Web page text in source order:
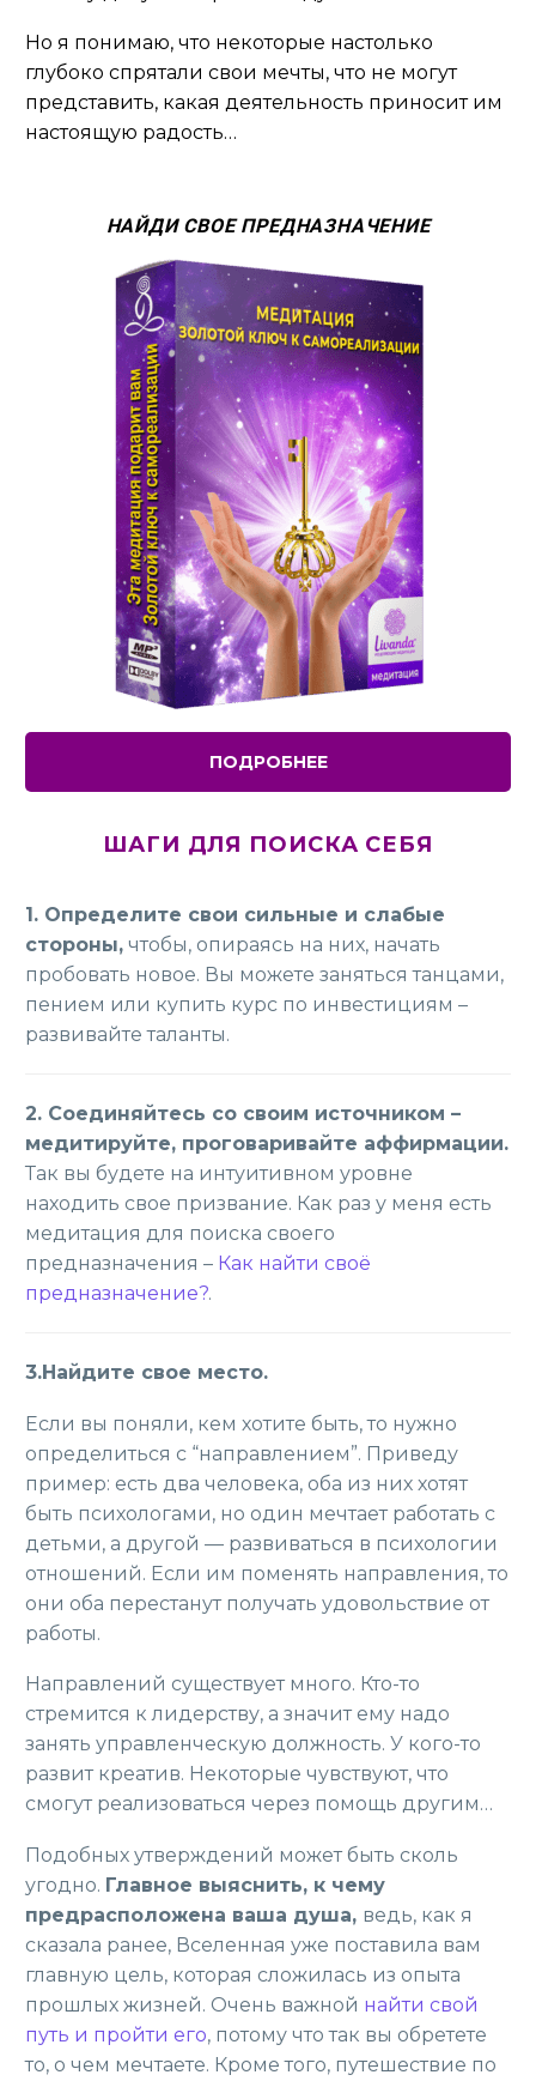
Но я понимаю, что некоторые настолько
глубоко спрятали свои мечты, что не могут
представить, какая деятельность приносит им
настоящую радость…
НАЙДИ СВОЕ ПРЕДНАЗНАЧЕНИЕ
ПОДРОБНЕЕ
ШАГИ ДЛЯ ПОИСКА СЕБЯ
1. Определите свои сильные и слабые
стороны, чтобы, опираясь на них, начать
пробовать новое. Вы можете заняться танцами,
пением или купить курс по инвестициям –
развивайте таланты.
2. Соединяйтесь со своим источником –
медитируйте, проговаривайте аффирмации.
Так вы будете на интуитивном уровне
находить свое призвание. Как раз у меня есть
медитация для поиска своего
предназначения – Как найти своё
предназначение?.
3.Найдите свое место.
Если вы поняли, кем хотите быть, то нужно
определиться с “направлением”. Приведу
пример: есть два человека, оба из них хотят
быть психологами, но один мечтает работать с
детьми, а другой — развиваться в психологии
отношений. Если им поменять направления, то
они оба перестанут получать удовольствие от
работы.
Направлений существует много. Кто-то
стремится к лидерству, а значит ему надо
занять управленческую должность. У кого-то
развит креатив. Некоторые чувствуют, что
смогут реализоваться через помощь другим…
Подобных утверждений может быть сколь
угодно. Главное выяснить, к чему
предрасположена ваша душа, ведь, как я
сказала ранее, Вселенная уже поставила вам
главную цель, которая сложилась из опыта
прошлых жизней. Очень важной найти свой
путь и пройти его, потому что так вы обретете
то, о чем мечтаете. Кроме того, путешествие по